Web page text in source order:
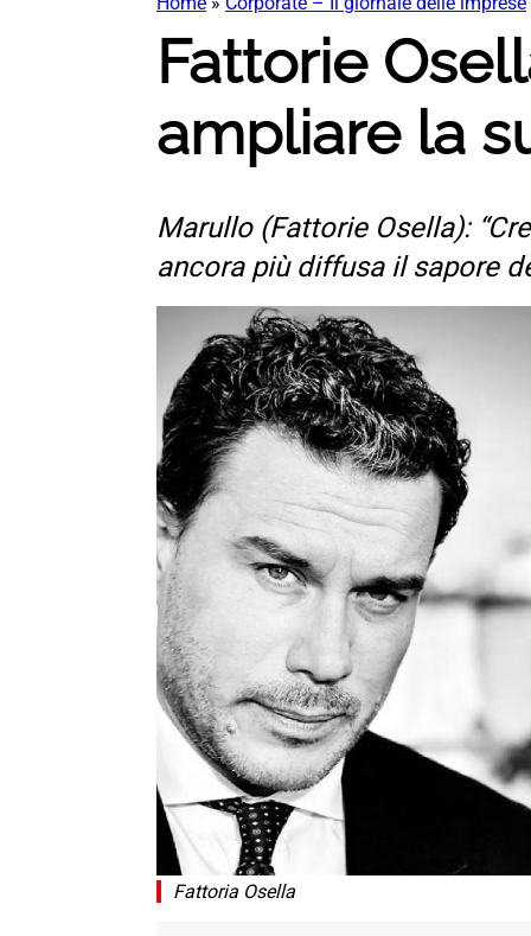
Fattorie
ampliare la
Marullo (Fattorie Osella):
ancora più diffusa il sapore
Fattoria Osella